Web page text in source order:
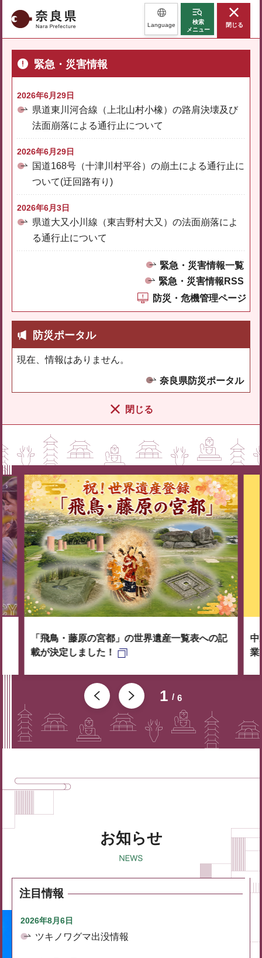
奈良県 Language
検索
メニュー
閉じる
緊急・災害情報
2026年6月29日
県道東川河合線（上北山村小橡）の路肩決壊及び
法面崩落による通行止について
2026年6月29日
国道168号（十津川村平谷）の崩土による通行止に
ついて(迂回路有り)
2026年6月3日
県道大又小川線（東吉野村大又）の法面崩落によ
る通行止について
緊急・災害情報一覧
緊急・災害情報RSS
防災・危機管理ページ
防災ポータル
現在、情報はありません。
奈良県防災ポータル
閉じる
1 6
「飛鳥・藤原の宮都」の世界遺産一覧表への記
載が決定しました！
中
業
お知らせ
注目情報
2026年8月6日
ツキノワグマ出没情報